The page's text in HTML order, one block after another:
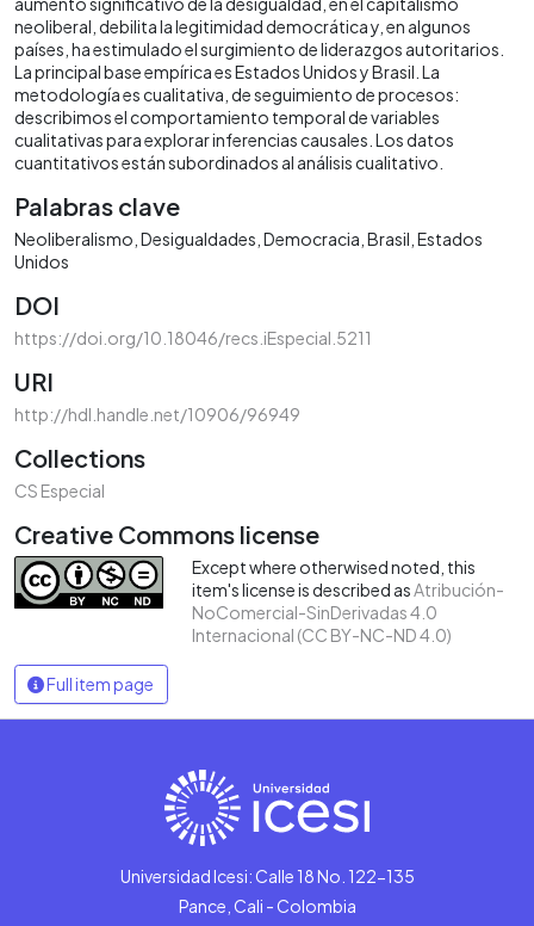
neoliberal, debilita la legitimidad democrática y, en algunos
países, ha estimulado el surgimiento de liderazgos autoritarios.
La principal base empírica es Estados Unidos y Brasil. La
metodología es cualitativa, de seguimiento de procesos:
describimos el comportamiento temporal de variables
cualitativas para explorar inferencias causales. Los datos
cuantitativos están subordinados al análisis cualitativo.
Palabras clave
Neoliberalismo Desigualdades Democracia Brasil Estados
Unidos
DOI
https://doi.org/10.18046/recs.iEspecial.5211
URI
http://hdl.handle.net/10906/96949
Collections
CS Especial
Creative Commons license
Except where otherwised noted, this
item's license is described asAtribución-
NoComercial-SinDerivadas 4.0
Internacional (CC BY-NC-ND 4.0)
Full item page
Universidad Icesi: Calle 18 No. 122-135
Pance, Cali - Colombia